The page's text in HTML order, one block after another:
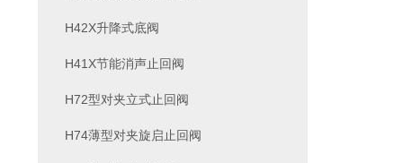
H42X升降式底阀
H41X节能消声止回阀
H72型对夹立式止回阀
H74薄型对夹旋启止回阀